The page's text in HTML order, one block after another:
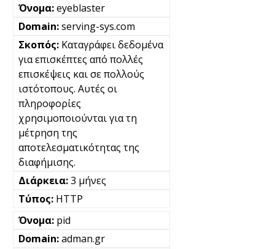
eyeblaster
serving-sys.com
Καταγράφει δεδομένα
για επισκέπτες από πολλές
επισκέψεις και σε πολλούς
ιστότοπους. Αυτές οι
πληροφορίες
χρησιμοποιούνται για τη
μέτρηση της
αποτελεσματικότητας της
διαφήμισης.
3 μήνες
HTTP
pid
adman.gr